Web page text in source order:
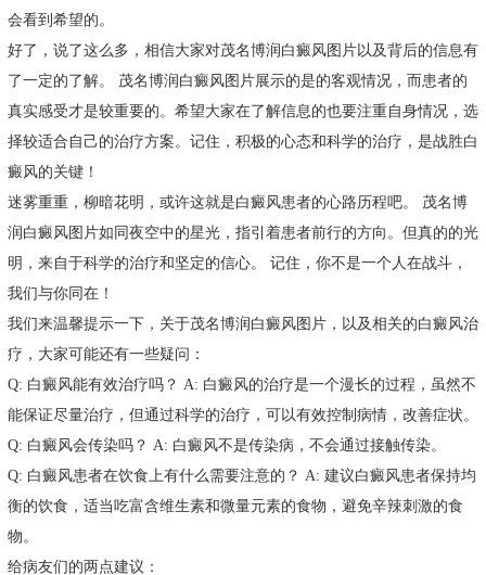
会看到希望的。
好了，说了这么多，相信大家对茂名博润白癜风图片以及背后的信息有
了一定的了解。 茂名博润白癜风图片展示的是的客观情况，而患者的
真实感受才是较重要的。希望大家在了解信息的也要注重自身情况，选
择较适合自己的治疗方案。记住，积极的心态和科学的治疗，是战胜白
癜风的关键！
迷雾重重，柳暗花明，或许这就是白癜风患者的心路历程吧。 茂名博
润白癜风图片如同夜空中的星光，指引着患者前行的方向。但真的的光
明，来自于科学的治疗和坚定的信心。 记住，你不是一个人在战斗，
我们与你同在！
我们来温馨提示一下，关于茂名博润白癜风图片，以及相关的白癜风治
疗，大家可能还有一些疑问：
Q: 白癜风能有效治疗吗？ A: 白癜风的治疗是一个漫长的过程，虽然不
能保证尽量治疗，但通过科学的治疗，可以有效控制病情，改善症状。
Q: 白癜风会传染吗？ A: 白癜风不是传染病，不会通过接触传染。
Q: 白癜风患者在饮食上有什么需要注意的？ A: 建议白癜风患者保持均
衡的饮食，适当吃富含维生素和微量元素的食物，避免辛辣刺激的食
物。
给病友们的两点建议：